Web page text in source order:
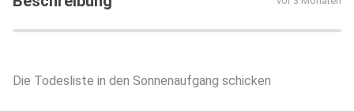
Die Todesliste in den Sonnenaufgang schicken